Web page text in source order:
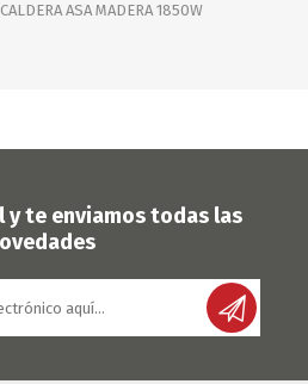
ASA MADERA 1850W
y te enviamos todas las